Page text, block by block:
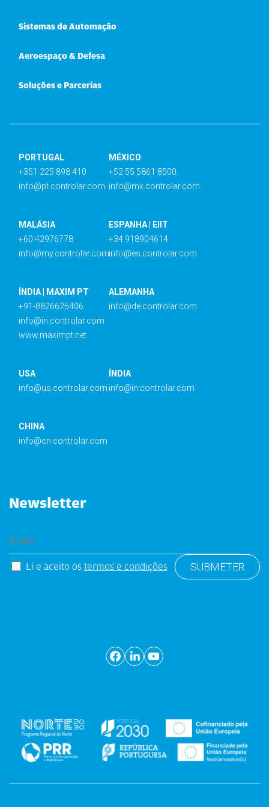
Sistemas de Automação
Aeroespaço & Defesa
Soluções e Parcerias
PORTUGAL
+351 225 898 410
info@pt.controlar.com
MÉXICO
+52 55 5861 8500
info@mx.controlar.com
MALÁSIA
+60 42976778
info@my.controlar.com
ESPANHA | EIIT
+34 918904614
info@es.controlar.com
ÍNDIA | MAXIM PT
+91-8826625406
info@in.controlar.com
www.maximpt.net
ALEMANHA
info@de.controlar.com
USA
info@us.controlar.com
ÍNDIA
info@in.controlar.com
CHINA
info@cn.controlar.com
Newsletter
Li e aceito os termos e condições